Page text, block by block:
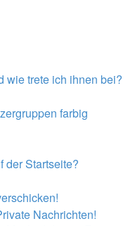
wie trete ich ihnen bei?
farbig
der Startseite?
Nachrichten!